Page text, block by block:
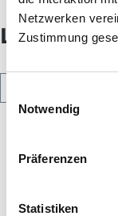
Netzwerken
Zustimmung
Notwendig
Präferenzen
Statistiken
Liebig